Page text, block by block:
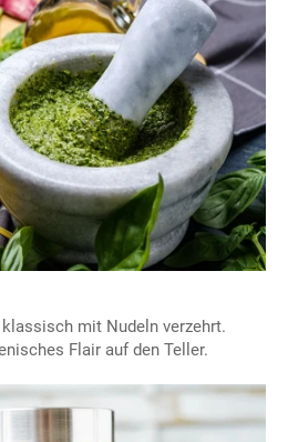
mit Nudeln verzehrt.
Flair auf den Teller.